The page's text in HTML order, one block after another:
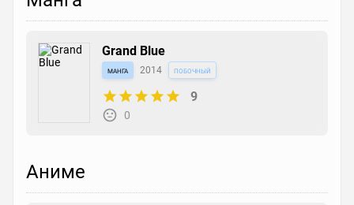
Grand Blue
манга 2014 побочный
9
0
Аниме